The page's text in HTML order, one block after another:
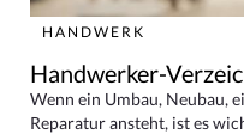
HANDWERK
Handwerker-
Wenn ein Umbau, Neubau,
Reparatur ansteht, ist es